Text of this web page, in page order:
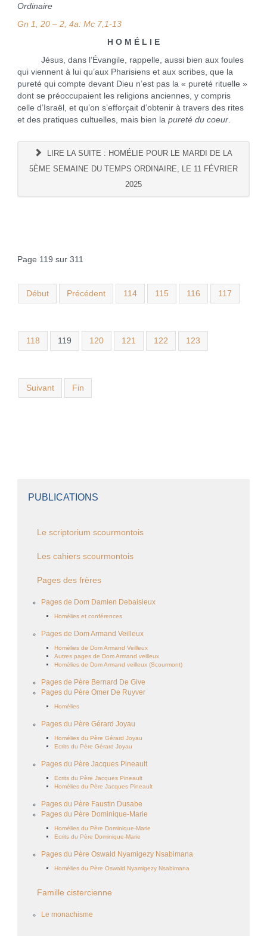
Ordinaire
Gn 1, 20 – 2, 4a: Mc 7,1-13
H O M É L I E
Jésus, dans l’Évangile, rappelle, aussi bien aux foules
qui viennent à lui qu’aux Pharisiens et aux scribes, que la
pureté qui compte devant Dieu n’est pas la « pureté rituelle »
dont se préoccupaient les religions anciennes, y compris
celle d’Israël, et qu’on s’efforçait d’obtenir à travers des rites
et des pratiques cultuelles, mais bien la pureté du coeur.
LIRE LA SUITE : HOMÉLIE POUR LE MARDI DE LA
5ÈME SEMAINE DU TEMPS ORDINAIRE, LE 11 FÉVRIER
2025
Page 119 sur 311
Début Précédent 114 115 116 117
118 119 120 121 122 123
Suivant Fin
PUBLICATIONS
Le scriptorium scourmontois
Les cahiers scourmontois
Pages des frères
Pages de Dom Damien Debaisieux
Homélies et conférences
Pages de Dom Armand Veilleux
Homélies de Dom Armand Veilleux
Autres pages de Dom Armand veilleux
Homélies de Dom Armand veilleux (Scourmont)
Pages de Père Bernard De Give
Pages du Père Omer De Ruyver
Homélies
Pages du Père Gérard Joyau
Homélies du Père Gérard Joyau
Ecrits du Père Gérard Joyau
Pages du Père Jacques Pineault
Ecrits du Père Jacques Pineault
Homélies du Père Jacques Pineault
Pages du Père Faustin Dusabe
Pages du Père Dominique-Marie
Homélies du Père Dominique-Marie
Ecrits du Père Dominique-Marie
Pages du Père Oswald Nyamigezy Nsabimana
Homélies du Père Oswald Nyamigezy Nsabimana
Famille cistercienne
Le monachisme